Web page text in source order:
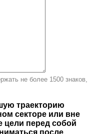
не более 1500 знаков,
траекторию
секторе или вне
цели перед собой
после